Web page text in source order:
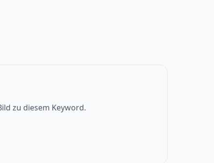
zu diesem Keyword.